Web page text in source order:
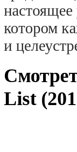
настоящее
котором
и
List